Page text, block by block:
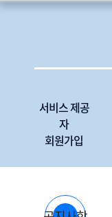
서비스 제공
자
회원가입